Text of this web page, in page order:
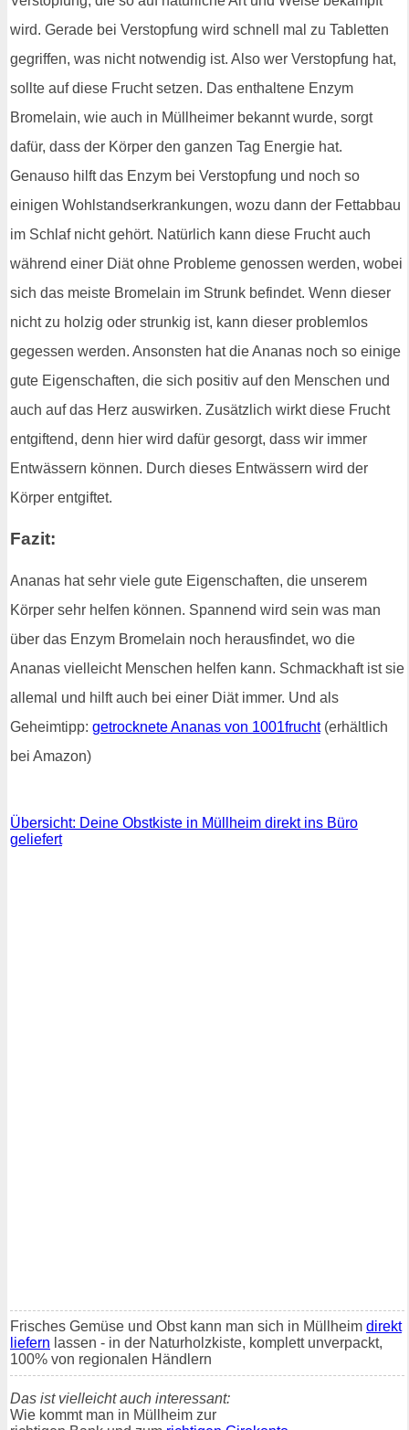
wird. Gerade bei Verstopfung wird schnell mal zu Tabletten
gegriffen, was nicht notwendig ist. Also wer Verstopfung hat,
sollte auf diese Frucht setzen. Das enthaltene Enzym
Bromelain, wie auch in Müllheimer bekannt wurde, sorgt
dafür, dass der Körper den ganzen Tag Energie hat.
Genauso hilft das Enzym bei Verstopfung und noch so
einigen Wohlstandserkrankungen, wozu dann der Fettabbau
im Schlaf nicht gehört. Natürlich kann diese Frucht auch
während einer Diät ohne Probleme genossen werden, wobei
sich das meiste Bromelain im Strunk befindet. Wenn dieser
nicht zu holzig oder strunkig ist, kann dieser problemlos
gegessen werden. Ansonsten hat die Ananas noch so einige
gute Eigenschaften, die sich positiv auf den Menschen und
auch auf das Herz auswirken. Zusätzlich wirkt diese Frucht
entgiftend, denn hier wird dafür gesorgt, dass wir immer
Entwässern können. Durch dieses Entwässern wird der
Körper entgiftet.
Fazit:
Ananas hat sehr viele gute Eigenschaften, die unserem
Körper sehr helfen können. Spannend wird sein was man
über das Enzym Bromelain noch herausfindet, wo die
Ananas vielleicht Menschen helfen kann. Schmackhaft ist sie
allemal und hilft auch bei einer Diät immer. Und als
Geheimtipp: getrocknete Ananas von 1001frucht(erhältlich
bei Amazon)
Übersicht: Deine Obstkiste in Müllheim direkt ins Büro
geliefert
Frisches Gemüse und Obst kann man sich in Müllheim direkt
liefern lassen - in der Naturholzkiste, komplett unverpackt,
100% von regionalen Händlern
Das ist vielleicht auch interessant:
Wie kommt man in Müllheim zur